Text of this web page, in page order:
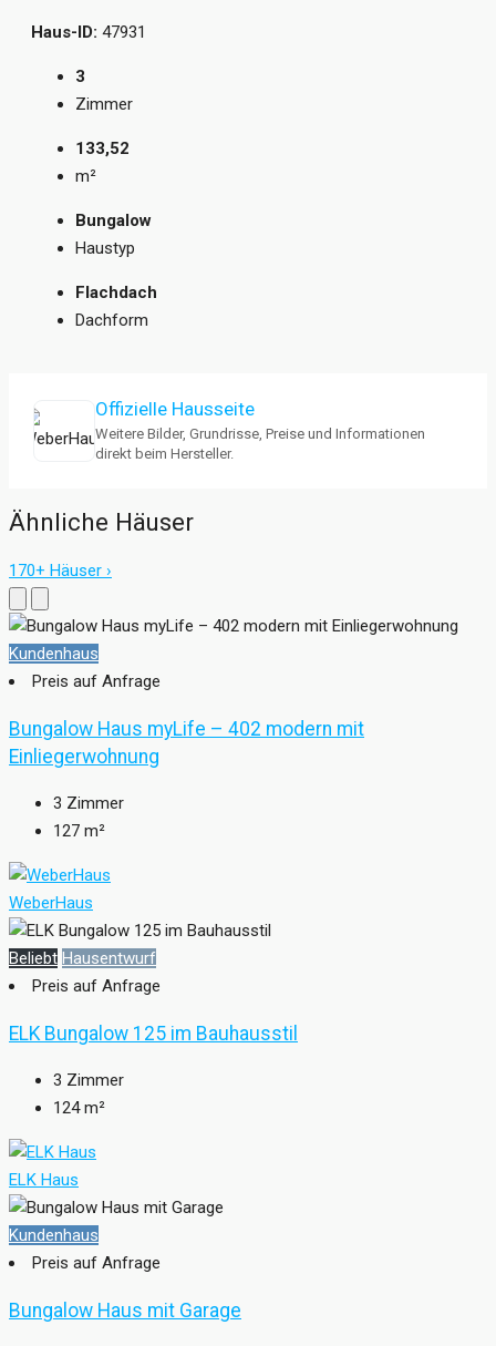
Haus-ID: 47931
3
Zimmer
133,52
m²
Bungalow
Haustyp
Flachdach
Dachform
Offizielle Hausseite
Weitere Bilder, Grundrisse, Preise und Informationen
direkt beim Hersteller.
Ähnliche Häuser
170+ Häuser ›
Kundenhaus
Preis auf Anfrage
Bungalow Haus myLife – 402 modern mit
Einliegerwohnung
3 Zimmer
127 m²
WeberHaus
Beliebt Hausentwurf
Preis auf Anfrage
ELK Bungalow 125 im Bauhausstil
3 Zimmer
124 m²
ELK Haus
Kundenhaus
Preis auf Anfrage
Bungalow Haus mit Garage